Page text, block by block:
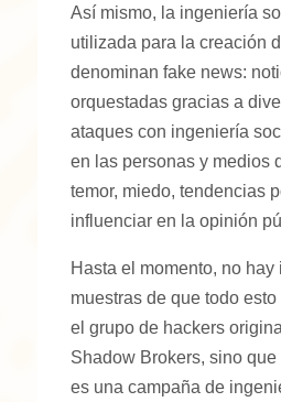
Así mismo, la ingeniería
utilizada para la creación
denominan fake news:
orquestadas gracias a
ataques con ingeniería
en las personas y medios
temor, miedo, tendencias
influenciar en la opinión
Hasta el momento, no hay
muestras de que todo
el grupo de hackers
Shadow Brokers, sino
es una campaña de